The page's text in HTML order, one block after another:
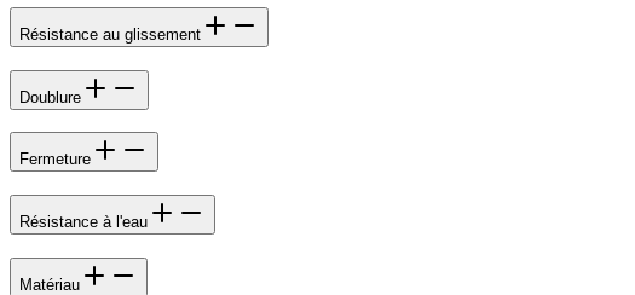
Résistance au glissement
Doublure
Fermeture
Résistance à l'eau
Matériau